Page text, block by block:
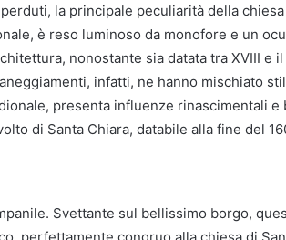
la principale peculiarità della
è reso luminoso da monofore e un
nonostante sia datata tra XVIII e
infatti, ne hanno mischiato
presenta influenze rinascimentali e
di Santa Chiara, databile alla fine del
Svettante sul bellissimo borgo,